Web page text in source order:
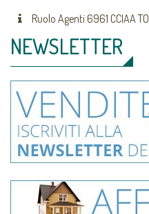
Ruolo Agenti 6961 CCIAA TO
NEWSLETTER